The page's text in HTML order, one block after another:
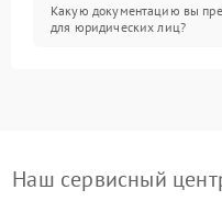
Какую документацию вы
для юридических лиц?
Наш сервисный